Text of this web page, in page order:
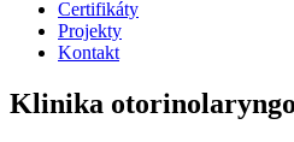
Certifikáty
Projekty
Kontakt
Klinika